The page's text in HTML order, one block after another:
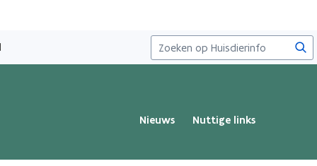
Nieuws
Nuttige links